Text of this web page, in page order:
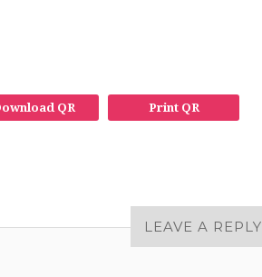
QR Print QR
LEAVE A REPLY